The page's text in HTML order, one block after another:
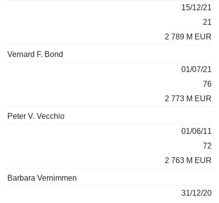
15/12/21
21
2 789 M EUR
Vernard F. Bond
01/07/21
76
2 773 M EUR
Peter V. Vecchio
01/06/11
72
2 763 M EUR
Barbara Vernimmen
31/12/20